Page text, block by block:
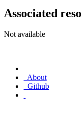
Associated
Not available
About
Github